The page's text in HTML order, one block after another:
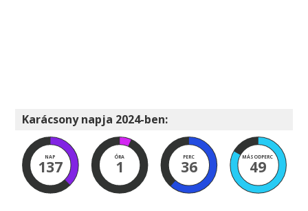
Karácsony napja 2024-ben:
NAP
137
ÓRA
1
PERC
36
MÁSODPERC
49